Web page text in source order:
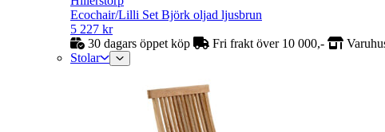
Ecochair/Lilli Set Björk oljad ljusbrun
5 227 kr
30 dagars öppet köp
Fri frakt över 10 000,-
Stolar